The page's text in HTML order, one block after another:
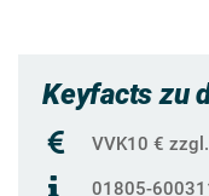
Keyfacts zu
VVK10 €
01805-